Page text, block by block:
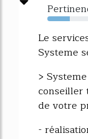
53%
Le
Systeme
>
conseiller
de votre
-